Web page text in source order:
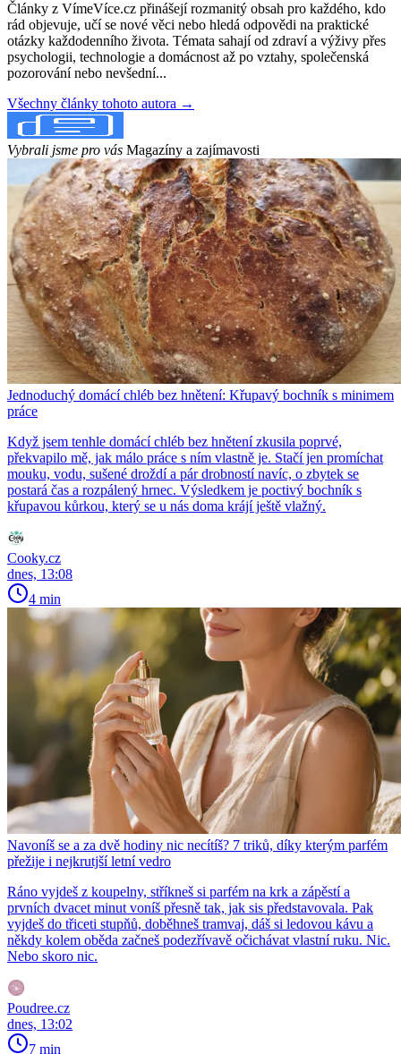
Články z VímeVíce.cz přinášejí rozmanitý obsah pro každého, kdo
rád objevuje, učí se nové věci nebo hledá odpovědi na praktické
otázky každodenního života. Témata sahají od zdraví a výživy přes
psychologii, technologie a domácnost až po vztahy, společenská
pozorování nebo nevšední...
Všechny články tohoto autora →
Vybrali jsme pro vás Magazíny a zajímavosti
Jednoduchý domácí chléb bez hnětení: Křupavý bochník s minimem
práce
Když jsem tenhle domácí chléb bez hnětení zkusila poprvé,
překvapilo mě, jak málo práce s ním vlastně je. Stačí jen promíchat
mouku, vodu, sušené droždí a pár drobností navíc, o zbytek se
postará čas a rozpálený hrnec. Výsledkem je poctivý bochník s
křupavou kůrkou, který se u nás doma krájí ještě vlažný.
Cooky.cz
dnes, 13:08
4 min
Navoníš se a za dvě hodiny nic necítíš? 7 triků, díky kterým parfém
přežije i nejkrutjší letní vedro
Ráno vyjdeš z koupelny, stříkneš si parfém na krk a zápěstí a
prvních dvacet minut voníš přesně tak, jak sis představovala. Pak
vyjdeš do třiceti stupňů, doběhneš tramvaj, dáš si ledovou kávu a
někdy kolem oběda začneš podezřívavě očichávat vlastní ruku. Nic.
Nebo skoro nic.
Poudree.cz
dnes, 13:02
7 min